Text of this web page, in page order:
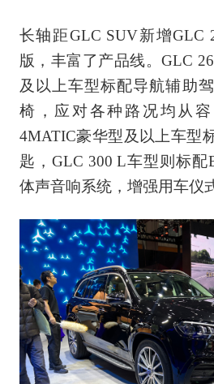
长轴距GLC SUV新增GLC
版，丰富了产品线。GLC
及以上车型标配导航辅助
椅，应对各种路况均从
4MATIC豪华型及以上车型
匙，GLC 300 L车型则标配
体声音响系统，增强用车仪